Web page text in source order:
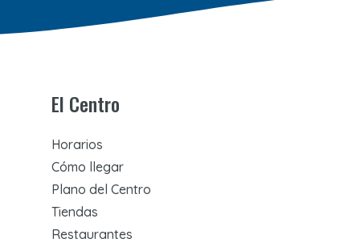
El Centro
Horarios
Cómo llegar
Plano del Centro
Tiendas
Restaurantes